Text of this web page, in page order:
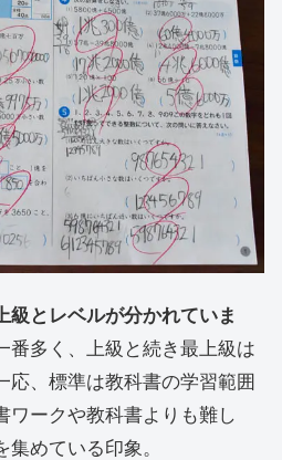
級とレベルが分かれていま
番多く、上級と続き最上級は
応、標準は教科書の学習範囲
ワークや教科書よりも難し
めている印象。